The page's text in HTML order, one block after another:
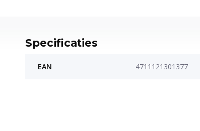
Specificaties
EAN 4711121301377